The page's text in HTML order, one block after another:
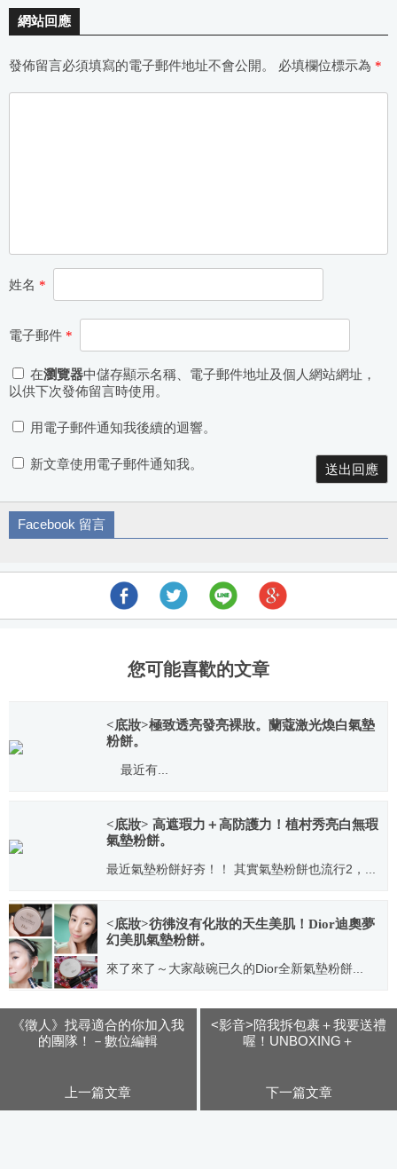
網站回應
發佈留言必須填寫的電子郵件地址不會公開。 必填欄位標示為 *
姓名 *
電子郵件 *
在瀏覽器中儲存顯示名稱、電子郵件地址及個人網站網址，
以供下次發佈留言時使用。
用電子郵件通知我後續的迴響。
新文章使用電子郵件通知我。
Facebook 留言
您可能喜歡的文章
<底妝>極致透亮發亮裸妝。蘭蔻激光煥白氣墊
粉餅。
最近有...
<底妝> 高遮瑕力＋高防護力！植村秀亮白無瑕
氣墊粉餅。
最近氣墊粉餅好夯！！ 其實氣墊粉餅也流行2，...
2016.03.08
<底妝>彷彿沒有化妝的天生美肌！Dior迪奧夢
幻美肌氣墊粉餅。
來了來了～大家敲碗已久的Dior全新氣墊粉餅...
《徵人》找尋適合的你加入我
的團隊！－數位編輯
上一篇文章
<影音>陪我拆包裹＋我要送禮
喔！UNBOXING＋
下一篇文章